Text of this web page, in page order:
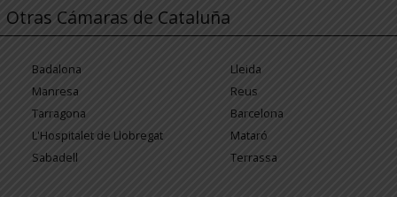
Otras Cámaras de Cataluña
Badalona
Lleida
Manresa
Reus
Tarragona
Barcelona
L'Hospitalet de Llobregat
Mataró
Sabadell
Terrassa